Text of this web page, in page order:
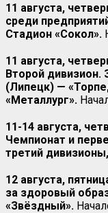
11 августа,
среди
Стадион «Сокол».
11 августа,
Второй дивизион.
(Липецк) —
«Металлург».
11-14 августа,
Чемпионат и
третий
12 августа,
за здоровый
«Звёздный».